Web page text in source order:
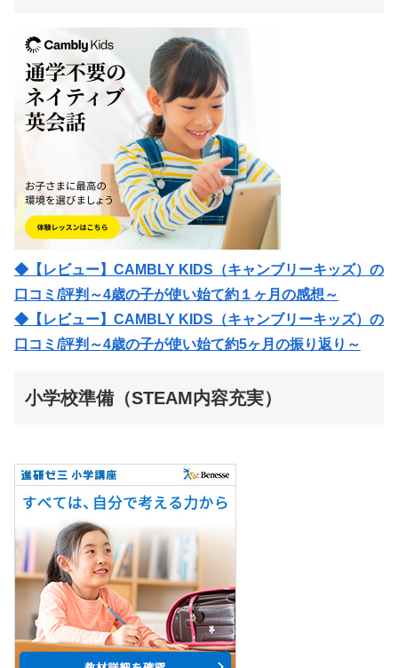
◆【レビュー】CAMBLY KIDS（キャンブリーキッズ）の
口コミ/評判～4歳の子が使い始て約１ヶ月の感想～
◆【レビュー】CAMBLY KIDS（キャンブリーキッズ）の
口コミ/評判～4歳の子が使い始て約5ヶ月の振り返り～
小学校準備（STEAM内容充実）